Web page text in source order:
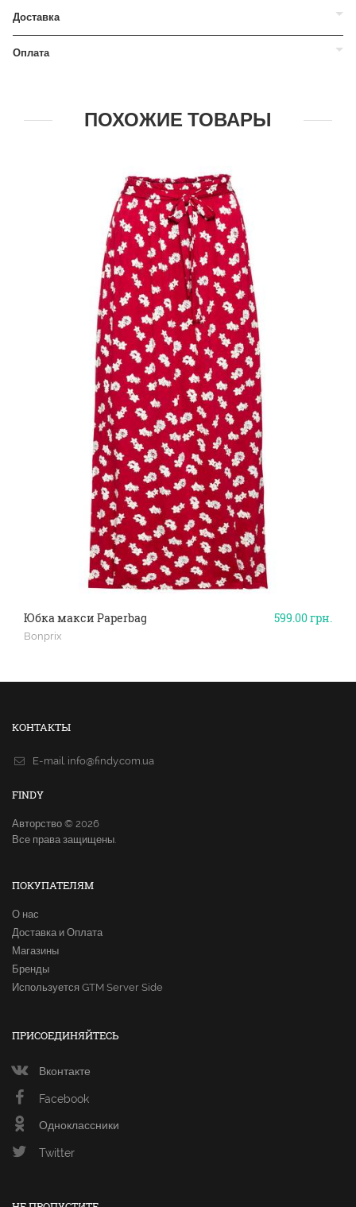
Доставка
Оплата
ПОХОЖИЕ ТОВАРЫ
599.00грн.
Юбка макси Paperbag
Bonprix
КОНТАКТЫ
E-mail. info@findy.com.ua
FINDY
Авторство © 2026
Все права защищены.
ПОКУПАТЕЛЯМ
О нас
Доставка и Оплата
Магазины
Бренды
Используется GTM Server Side
ПРИСОЕДИНЯЙТЕСЬ
Вконтакте
Facebook
Одноклассники
Twitter